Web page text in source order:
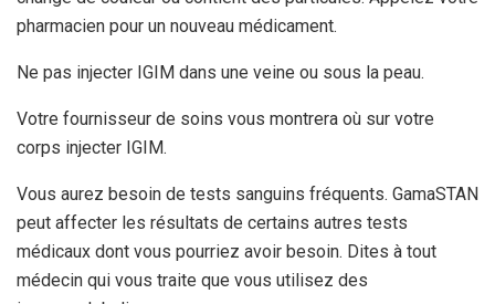
pharmacien pour un nouveau médicament.
Ne pas injecter IGIM dans une veine ou sous la peau.
Votre fournisseur de soins vous montrera où sur votre
corps injecter IGIM.
Vous aurez besoin de tests sanguins fréquents. GamaSTAN
peut affecter les résultats de certains autres tests
médicaux dont vous pourriez avoir besoin. Dites à tout
médecin qui vous traite que vous utilisez des